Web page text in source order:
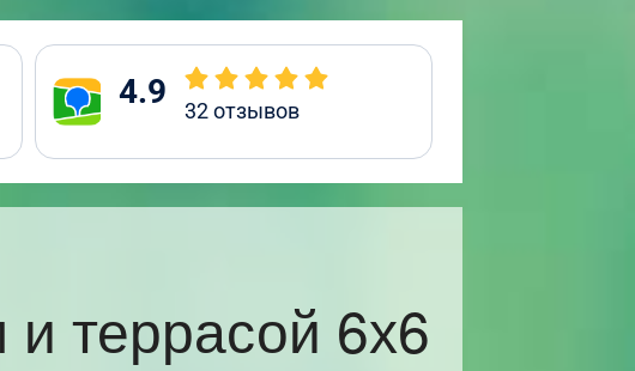
4.9 32отзывов
террасой 6х6